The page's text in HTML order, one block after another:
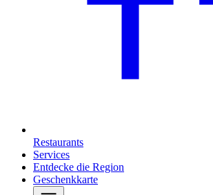
Restaurants
Services
Entdecke die Region
Geschenkkarte